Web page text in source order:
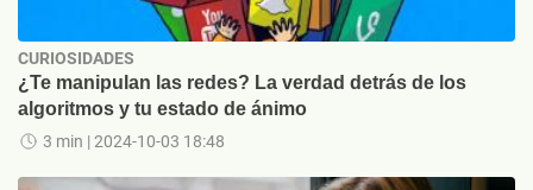
CURIOSIDADES
¿Te manipulan las redes? La verdad detrás de los
algoritmos y tu estado de ánimo
3 min | 2024-10-03 18:48